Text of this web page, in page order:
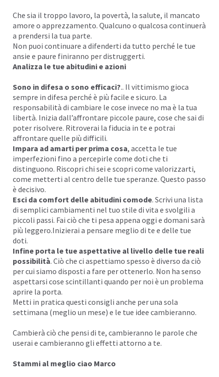
Che sia il troppo lavoro, la povertà, la salute, il mancato
amore o apprezzamento. Qualcuno o qualcosa continuerà
a prendersi la tua parte.
Non puoi continuare a difenderti da tutto perché le tue
ansie e paure finiranno per distruggerti.
Analizza le tue abitudini e azioni
Sono in difesa o sono efficaci?.. Il vittimismo gioca
sempre in difesa perché è più facile e sicuro. La
responsabilità di cambiare le cose invece no ma è la tua
libertà. Inizia dall’affrontare piccole paure, cose che sai di
poter risolvere. Ritroverai la fiducia in te e potrai
affrontare quelle più difficili.
Impara ad amarti per prima cosa, accetta le tue
imperfezioni fino a percepirle come doti che ti
distinguono. Riscopri chi sei e scopri come valorizzarti,
come metterti al centro delle tue speranze. Questo passo
è decisivo.
Esci da comfort delle abitudini comode. Scrivi una lista
di semplici cambiamenti nel tuo stile di vita e svolgili a
piccoli passi. Fai ciò che ti pesa appena oggi e domani sarà
più leggero.Inizierai a pensare meglio di te e delle tue
doti.
Infine porta le tue aspettative al livello delle tue reali
possibilità. Ciò che ci aspettiamo spesso è diverso da ciò
per cui siamo disposti a fare per ottenerlo. Non ha senso
aspettarsi cose scintillanti quando per noi è un problema
aprire la porta.
Metti in pratica questi consigli anche per una sola
settimana (meglio un mese) e le tue idee cambieranno.
Cambierà ciò che pensi di te, cambieranno le parole che
userai e cambieranno gli effetti attorno a te.
Stammi al meglio ciao Marco